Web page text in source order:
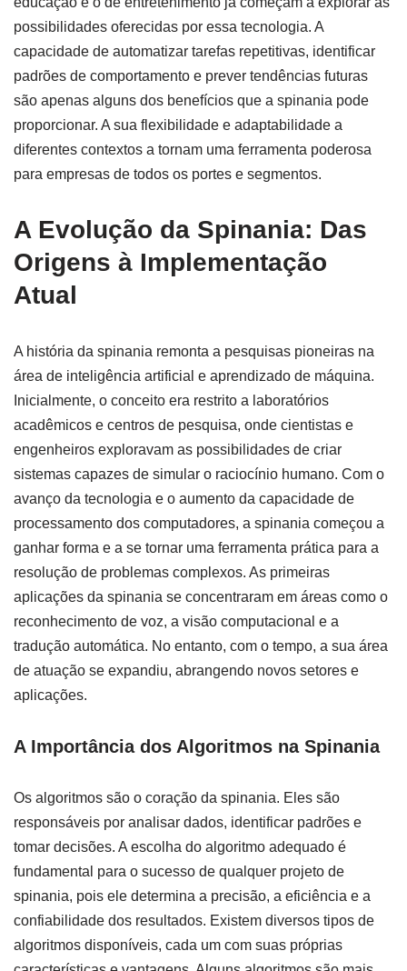
possibilidades oferecidas por essa tecnologia. A
capacidade de automatizar tarefas repetitivas, identificar
padrões de comportamento e prever tendências futuras
são apenas alguns dos benefícios que a spinania pode
proporcionar. A sua flexibilidade e adaptabilidade a
diferentes contextos a tornam uma ferramenta poderosa
para empresas de todos os portes e segmentos.
A Evolução da Spinania: Das
Origens à Implementação
Atual
A história da spinania remonta a pesquisas pioneiras na
área de inteligência artificial e aprendizado de máquina.
Inicialmente, o conceito era restrito a laboratórios
acadêmicos e centros de pesquisa, onde cientistas e
engenheiros exploravam as possibilidades de criar
sistemas capazes de simular o raciocínio humano. Com o
avanço da tecnologia e o aumento da capacidade de
processamento dos computadores, a spinania começou a
ganhar forma e a se tornar uma ferramenta prática para a
resolução de problemas complexos. As primeiras
aplicações da spinania se concentraram em áreas como o
reconhecimento de voz, a visão computacional e a
tradução automática. No entanto, com o tempo, a sua área
de atuação se expandiu, abrangendo novos setores e
aplicações.
A Importância dos Algoritmos na Spinania
Os algoritmos são o coração da spinania. Eles são
responsáveis por analisar dados, identificar padrões e
tomar decisões. A escolha do algoritmo adequado é
fundamental para o sucesso de qualquer projeto de
spinania, pois ele determina a precisão, a eficiência e a
confiabilidade dos resultados. Existem diversos tipos de
algoritmos disponíveis, cada um com suas próprias